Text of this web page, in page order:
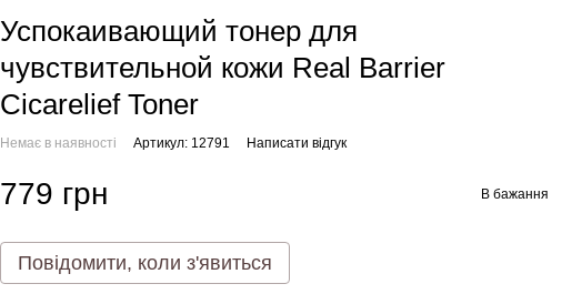
Успокаивающий тонер для
чувствительной кожи Real Barrier
Cicarelief Toner
Немає в наявності Артикул: 12791 Написати відгук
779 грн В бажання
Повідомити, коли з'явиться